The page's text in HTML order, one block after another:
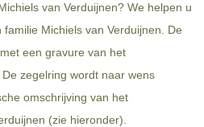
van Verduijnen? We helpen u
Michiels van Verduijnen. De
een gravure van het
zegelring wordt naar wens
omschrijving van het
(zie hieronder).